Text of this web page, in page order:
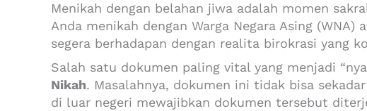
Menikah dengan belahan jiwa adalah momen
Anda menikah dengan Warga Negara Asing
segera berhadapan dengan realita birokrasi yang
Salah satu dokumen paling vital yang menjadi
Nikah. Masalahnya, dokumen ini tidak bisa
di luar negeri mewajibkan dokumen tersebut